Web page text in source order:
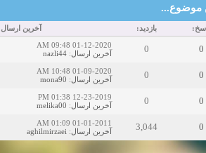
موضوع...
بازدید: آخرین ارسال
0
0
01-12-2020 09:48 AM
آخرین ارسال:
nazli44
0
0
01-09-2020 10:48 AM
آخرین ارسال:
mona90
0
0
12-23-2019 01:38 PM
آخرین ارسال:
melika00
0
3,044
01-01-2011 01:09 AM
آخرین ارسال:
aghilmirzaei